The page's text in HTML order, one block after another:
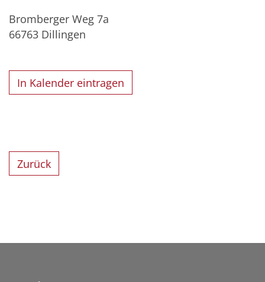
Bromberger Weg 7a
66763 Dillingen
In Kalender eintragen
Zurück